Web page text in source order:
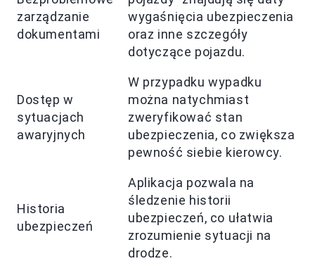
zarządzanie
dokumentami
wygaśnięcia ubezpieczenia
oraz inne szczegóły
dotyczące pojazdu.
Dostęp w
sytuacjach
awaryjnych
W przypadku wypadku
można natychmiast
zweryfikować stan
ubezpieczenia, co zwiększa
pewność siebie kierowcy.
Historia
ubezpieczeń
Aplikacja pozwala na
śledzenie historii
ubezpieczeń, co ułatwia
zrozumienie sytuacji na
drodze.